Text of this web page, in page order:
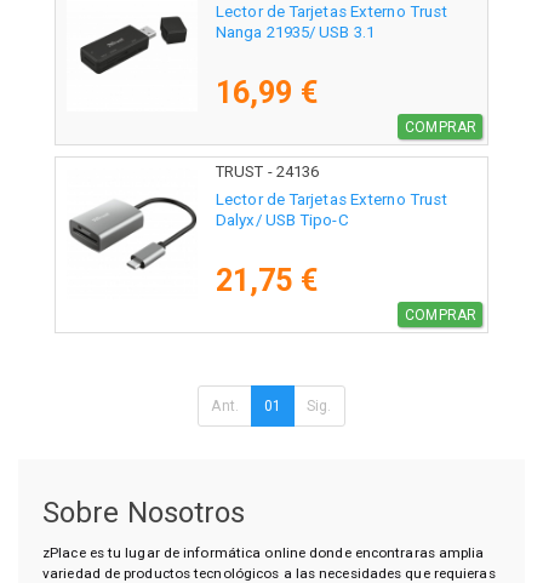
Lector de Tarjetas Externo Trust
Nanga 21935/ USB 3.1
16,99 €
COMPRAR
TRUST - 24136
Lector de Tarjetas Externo Trust
Dalyx/ USB Tipo-C
21,75 €
COMPRAR
Ant. 01 Sig.
Sobre Nosotros
zPlace es tu lugar de informática online donde encontraras amplia
variedad de productos tecnológicos a las necesidades que requieras